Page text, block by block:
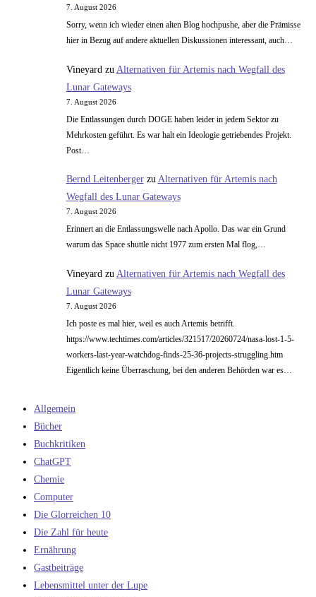
7. August 2026
Sorry, wenn ich wieder einen alten Blog hochpushe, aber die Prämisse
hier in Bezug auf andere aktuellen Diskussionen interessant, auch…
Vineyard zu Alternativen für Artemis nach Wegfall des
Lunar Gateways
7. August 2026
Die Entlassungen durch DOGE haben leider in jedem Sektor zu
Mehrkosten geführt. Es war halt ein Ideologie getriebendes Projekt.
Post…
Bernd Leitenbergerzu Alternativen für Artemis nach
Wegfall des Lunar Gateways
7. August 2026
Erinnert an die Entlassungswelle nach Apollo. Das war ein Grund
warum das Space shuttle nicht 1977 zum ersten Mal flog,…
Vineyard zu Alternativen für Artemis nach Wegfall des
Lunar Gateways
7. August 2026
Ich poste es mal hier, weil es auch Artemis betrifft.
https://www.techtimes.com/articles/321517/20260724/nasa-lost-1-5-
workers-last-year-watchdog-finds-25-36-projects-struggling.htm
Eigentlich keine Überraschung, bei den anderen Behörden war es…
Allgemein
Bücher
Buchkritiken
ChatGPT
Chemie
Computer
Die Glorreichen 10
Die Zahl für heute
Ernährung
Gastbeiträge
Lebensmittel unter der Lupe